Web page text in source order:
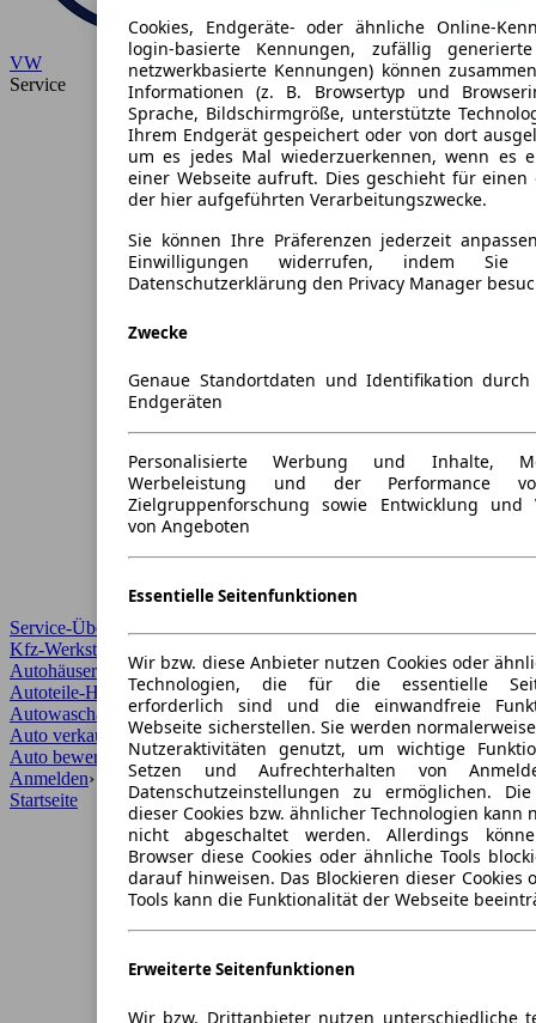
VW
Service
Service-Übersicht
Kfz-Werkstätten
Autohäuser und Händler
Autoteile-Händler
Autowaschanlagen
Auto verkaufen ›
Auto bewerten
Anmelden›
Cookies, Endgeräte- oder ähnliche Online-
login-basierte Kennungen, zufällig
netzwerkbasierte Kennungen) können
Informationen (z. B. Browsertyp und
Sprache, Bildschirmgröße, unterstützte
Ihrem Endgerät gespeichert oder von dort
um es jedes Mal wiederzuerkennen, wenn es
einer Webseite aufruft. Dies geschieht für einen
der hier aufgeführten Verarbeitungszwecke.
Sie können Ihre Präferenzen jederzeit
Einwilligungen widerrufen, indem
Datenschutzerklärung den Privacy Manager
Zwecke
Genaue Standortdaten und Identifikation durch
Endgeräten
Personalisierte Werbung und Inhalte,
Werbeleistung und der Performance
Zielgruppenforschung sowie Entwicklung und
von Angeboten
Essentielle Seitenfunktionen
Wir bzw. diese Anbieter nutzen Cookies oder
Technologien, die für die essentielle
erforderlich sind und die einwandfreie
Webseite sicherstellen. Sie werden
Nutzeraktivitäten genutzt, um wichtige
Setzen und Aufrechterhalten von
Datenschutzeinstellungen zu ermöglichen.
dieser Cookies bzw. ähnlicher Technologien kann
nicht abgeschaltet werden. Allerdings
Browser diese Cookies oder ähnliche Tools
darauf hinweisen. Das Blockieren dieser Cookies
Tools kann die Funktionalität der Webseite
Erweiterte Seitenfunktionen
Wir bzw. Drittanbieter nutzen unterschiedliche
Startseite